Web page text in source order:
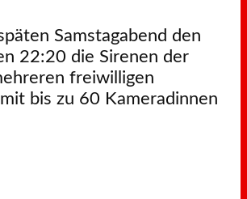
Samstagabend den
22:20 die Sirenen der
freiwilligen
bis zu 60 Kameradinnen